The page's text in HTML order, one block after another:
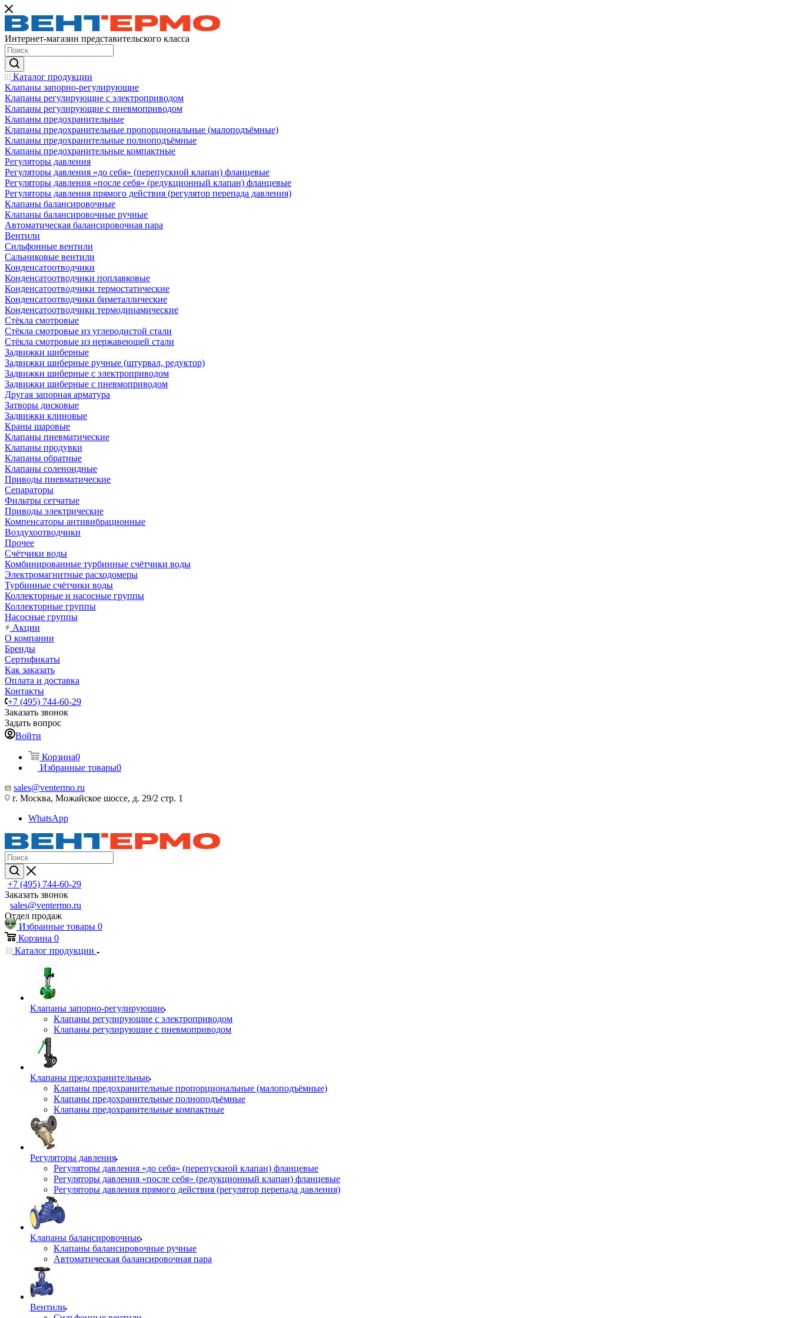
Интернет-магазин представительского класса
Каталог продукции
Клапаны запорно-регулирующие
Клапаны регулирующие с электроприводом
Клапаны регулирующие с пневмоприводом
Клапаны предохранительные
Клапаны предохранительные пропорциональные (малоподъёмные)
Клапаны предохранительные полноподъёмные
Клапаны предохранительные компактные
Регуляторы давления
Регуляторы давления «до себя» (перепускной клапан) фланцевые
Регуляторы давления «после себя» (редукционный клапан) фланцевые
Регуляторы давления прямого действия (регулятор перепада давления)
Клапаны балансировочные
Клапаны балансировочные ручные
Автоматическая балансировочная пара
Вентили
Сильфонные вентили
Сальниковые вентили
Конденсатоотводчики
Конденсатоотводчики поплавковые
Конденсатоотводчики термостатические
Конденсатоотводчики биметаллические
Конденсатоотводчики термодинамические
Стёкла смотровые
Стёкла смотровые из углеродистой стали
Стёкла смотровые из нержавеющей стали
Задвижки шиберные
Задвижки шиберные ручные (штурвал, редуктор)
Задвижки шиберные с электроприводом
Задвижки шиберные с пневмоприводом
Другая запорная арматура
Затворы дисковые
Задвижки клиновые
Краны шаровые
Клапаны пневматические
Клапаны продувки
Клапаны обратные
Клапаны соленоидные
Приводы пневматические
Сепараторы
Фильтры сетчатые
Приводы электрические
Компенсаторы антивибрационные
Воздухоотводчики
Прочее
Счётчики воды
Комбинированные турбинные счётчики воды
Электромагнитные расходомеры
Турбинные счётчики воды
Коллекторные и насосные группы
Коллекторные группы
Насосные группы
Акции
О компании
Бренды
Сертификаты
Как заказать
Оплата и доставка
Контакты
+7 (495) 744-60-29
Заказать звонок
Задать вопрос
Войти
Корзина0
Избранные товары0
sales@ventermo.ru
г. Москва, Можайское шоссе, д. 29/2 стр. 1
WhatsApp
+7 (495) 744-60-29
Заказать звонок
sales@ventermo.ru
Отдел продаж
Избранные товары 0
Корзина 0
Каталог продукции
Клапаны запорно-регулирующие
Клапаны регулирующие с электроприводом
Клапаны регулирующие с пневмоприводом
Клапаны предохранительные
Клапаны предохранительные пропорциональные (малоподъёмные)
Клапаны предохранительные полноподъёмные
Клапаны предохранительные компактные
Регуляторы давления
Регуляторы давления «до себя» (перепускной клапан) фланцевые
Регуляторы давления «после себя» (редукционный клапан) фланцевые
Регуляторы давления прямого действия (регулятор перепада давления)
Клапаны балансировочные
Клапаны балансировочные ручные
Автоматическая балансировочная пара
Вентили